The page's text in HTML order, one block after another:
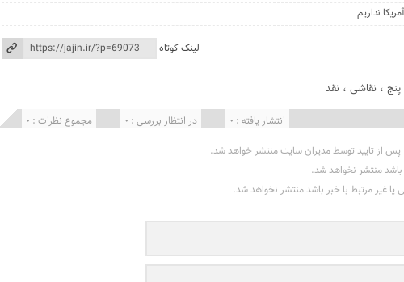
نداریم
لینک کوتاه
، نقاشی ، نقد
مجموع نظرات : 0 در انتظار بررسی : 0 انتشار یافته : 0
از تایید توسط مدیران سایت منتشر خواهد شد.
باشد منتشر نخواهد شد.
یا غیر مرتبط با خبر باشد منتشر نخواهد شد.